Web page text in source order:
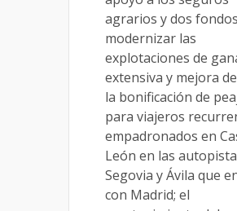
agrarios y dos
modernizar las
explotaciones de
extensiva y mejora
la bonificación de
para viajeros
empadronados en
León en las
Segovia y Ávila que
con Madrid; el